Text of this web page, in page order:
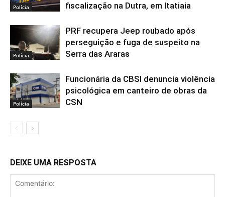
Polícia
fiscalização na Dutra, em Itatiaia
Polícia
PRF recupera Jeep roubado após
perseguição e fuga de suspeito na
Serra das Araras
Polícia
Funcionária da CBSI denuncia violência
psicológica em canteiro de obras da
CSN
DEIXE UMA RESPOSTA